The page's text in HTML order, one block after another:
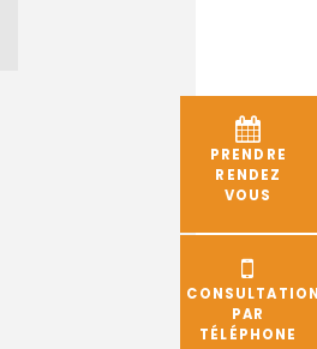
PRENDRE
RENDEZ
VOUS
PAR
TÉLÉPHONE